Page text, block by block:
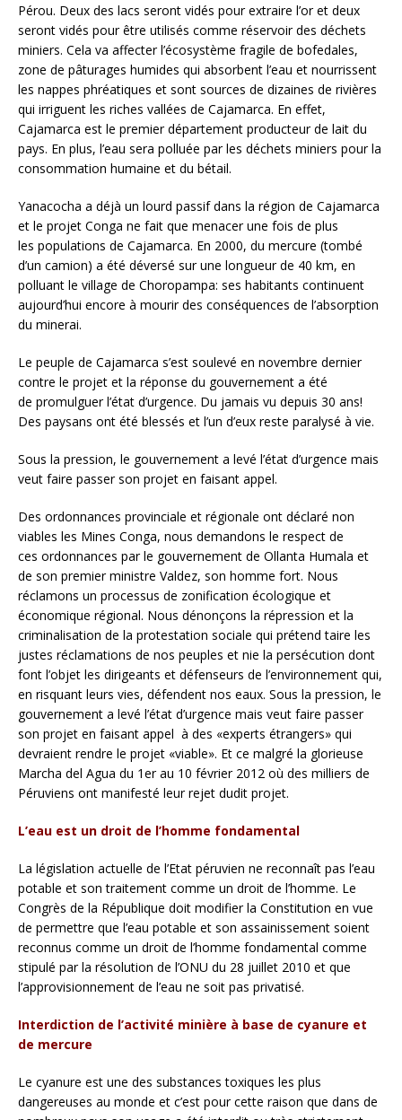
Pérou. Deux des lacs seront vidés pour extraire l’or et deux
seront vidés pour être utilisés comme réservoir des déchets
miniers. Cela va affecter l’écosystème fragile de bofedales,
zone de pâturages humides qui absorbent l’eau et nourrissent
les nappes phréatiques et sont sources de dizaines de rivières
qui irriguent les riches vallées de Cajamarca. En effet,
Cajamarca est le premier département producteur de lait du
pays. En plus, l’eau sera polluée par les déchets miniers pour la
consommation humaine et du bétail.
Yanacocha a déjà un lourd passif dans la région de Cajamarca
et le projet Conga ne fait que menacer une fois de plus
les populations de Cajamarca. En 2000, du mercure (tombé
d’un camion) a été déversé sur une longueur de 40 km, en
polluant le village de Choropampa: ses habitants continuent
aujourd’hui encore à mourir des conséquences de l’absorption
du minerai.
Le peuple de Cajamarca s’est soulevé en novembre dernier
contre le projet et la réponse du gouvernement a été
de promulguer l’état d’urgence. Du jamais vu depuis 30 ans!
Des paysans ont été blessés et l’un d’eux reste paralysé à vie.
Sous la pression, le gouvernement a levé l’état d’urgence mais
veut faire passer son projet en faisant appel.
Des ordonnances provinciale et régionale ont déclaré non
viables les Mines Conga, nous demandons le respect de
ces ordonnances par le gouvernement de Ollanta Humala et
de son premier ministre Valdez, son homme fort. Nous
réclamons un processus de zonification écologique et
économique régional. Nous dénonçons la répression et la
criminalisation de la protestation sociale qui prétend taire les
justes réclamations de nos peuples et nie la persécution dont
font l’objet les dirigeants et défenseurs de l’environnement qui,
en risquant leurs vies, défendent nos eaux. Sous la pression, le
gouvernement a levé l’état d’urgence mais veut faire passer
son projet en faisant appel à des «experts étrangers» qui
devraient rendre le projet «viable». Et ce malgré la glorieuse
Marcha del Agua du 1er au 10 février 2012 où des milliers de
Péruviens ont manifesté leur rejet dudit projet.
L’eau est un droit de l’homme fondamental
La législation actuelle de l’Etat péruvien ne reconnaît pas l’eau
potable et son traitement comme un droit de l’homme. Le
Congrès de la République doit modifier la Constitution en vue
de permettre que l’eau potable et son assainissement soient
reconnus comme un droit de l’homme fondamental comme
stipulé par la résolution de l’ONU du 28 juillet 2010 et que
l’approvisionnement de l’eau ne soit pas privatisé.
Interdiction de l’activité minière à base de cyanure et
de mercure
Le cyanure est une des substances toxiques les plus
dangereuses au monde et c’est pour cette raison que dans de